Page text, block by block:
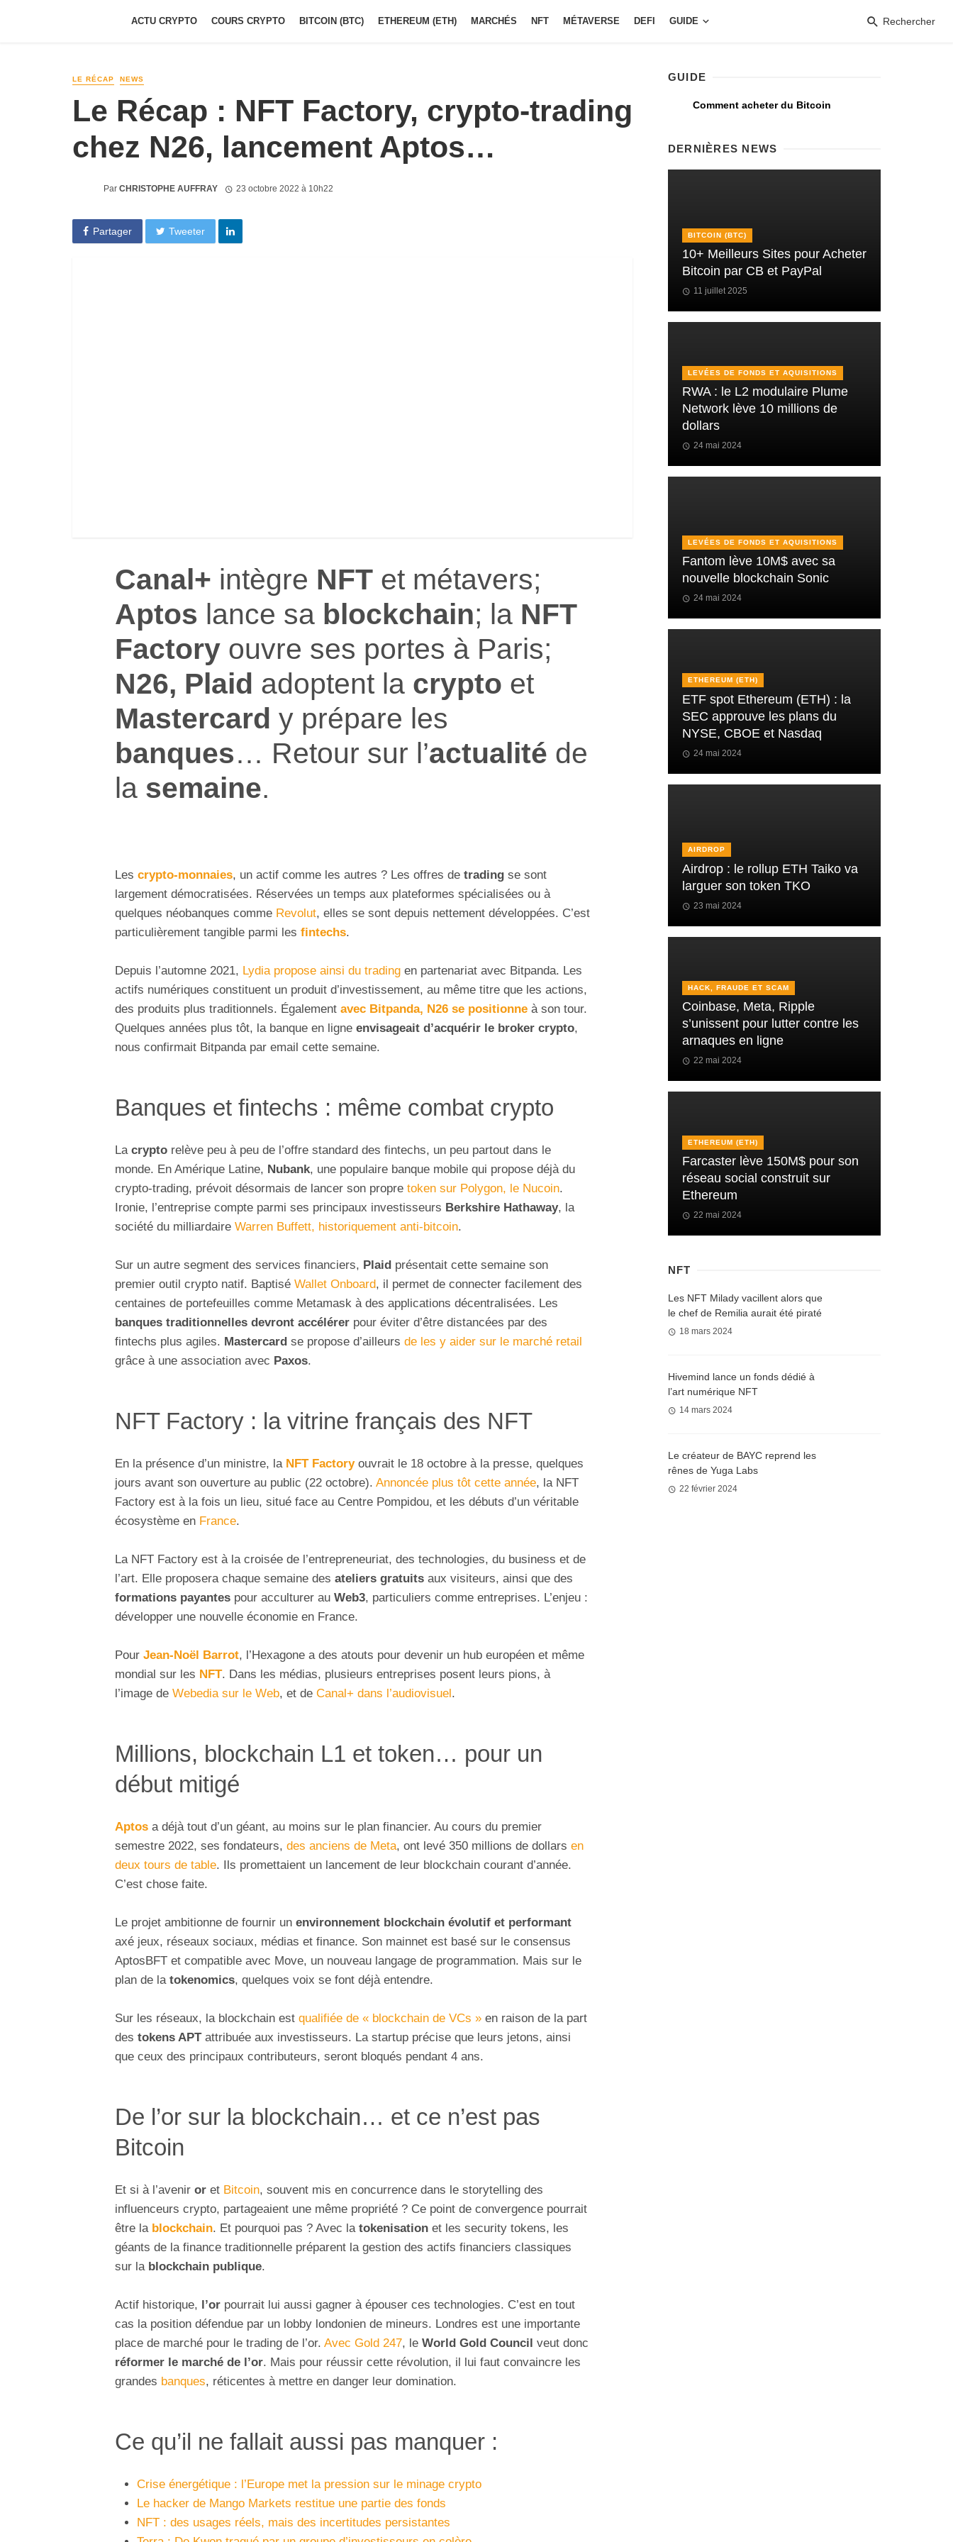
ACTU CRYPTO COURS CRYPTO BITCOIN (BTC) ETHEREUM (ETH) MARCHÉS NFT MÉTAVERSE DEFI GUIDE Rechercher
LE RÉCAP NEWS
Le Récap : NFT Factory, crypto-trading
chez N26, lancement Aptos…
Par CHRISTOPHE AUFFRAY 23 octobre 2022 à 10h22
Partager Tweeter
Canal+ intègre NFT et métavers;
Aptos lance sa blockchain; la NFT
Factory ouvre ses portes à Paris;
N26, Plaid adoptent la crypto et
Mastercard y prépare les
banques… Retour sur l’actualité de
la semaine.
Les crypto-monnaies, un actif comme les autres ? Les offres de trading se sont
largement démocratisées. Réservées un temps aux plateformes spécialisées ou à
quelques néobanques comme Revolut, elles se sont depuis nettement développées. C’est
particulièrement tangible parmi les fintechs.
Depuis l’automne 2021, Lydia propose ainsi du trading en partenariat avec Bitpanda. Les
actifs numériques constituent un produit d’investissement, au même titre que les actions,
des produits plus traditionnels. Également avec Bitpanda, N26 se positionne à son tour.
Quelques années plus tôt, la banque en ligne envisageait d’acquérir le broker crypto,
nous confirmait Bitpanda par email cette semaine.
Banques et fintechs : même combat crypto
La crypto relève peu à peu de l’offre standard des fintechs, un peu partout dans le
monde. En Amérique Latine, Nubank, une populaire banque mobile qui propose déjà du
crypto-trading, prévoit désormais de lancer son propre token sur Polygon, le Nucoin.
Ironie, l’entreprise compte parmi ses principaux investisseurs Berkshire Hathaway, la
société du milliardaire Warren Buffett, historiquement anti-bitcoin.
Sur un autre segment des services financiers, Plaid présentait cette semaine son
premier outil crypto natif. Baptisé Wallet Onboard, il permet de connecter facilement des
centaines de portefeuilles comme Metamask à des applications décentralisées. Les
banques traditionnelles devront accélérer pour éviter d’être distancées par des
fintechs plus agiles. Mastercard se propose d’ailleurs de les y aider sur le marché retail
grâce à une association avec Paxos.
NFT Factory : la vitrine français des NFT
En la présence d’un ministre, la NFT Factoryouvrait le 18 octobre à la presse, quelques
jours avant son ouverture au public (22 octobre). Annoncée plus tôt cette année, la NFT
Factory est à la fois un lieu, situé face au Centre Pompidou, et les débuts d’un véritable
écosystème en France.
La NFT Factory est à la croisée de l’entrepreneuriat, des technologies, du business et de
l’art. Elle proposera chaque semaine des ateliers gratuits aux visiteurs, ainsi que des
formations payantes pour acculturer au Web3, particuliers comme entreprises. L’enjeu :
développer une nouvelle économie en France.
Pour Jean-Noël Barrot, l’Hexagone a des atouts pour devenir un hub européen et même
mondial sur les NFT. Dans les médias, plusieurs entreprises posent leurs pions, à
l’image de Webedia sur le Web, et de Canal+ dans l’audiovisuel .
Millions, blockchain L1 et token… pour un
début mitigé
Aptos a déjà tout d’un géant, au moins sur le plan financier. Au cours du premier
semestre 2022, ses fondateurs, des anciens de Meta, ont levé 350 millions de dollars en
deux tours de table. Ils promettaient un lancement de leur blockchain courant d’année.
C’est chose faite.
Le projet ambitionne de fournir un environnement blockchain évolutif et performant
axé jeux, réseaux sociaux, médias et finance. Son mainnet est basé sur le consensus
AptosBFT et compatible avec Move, un nouveau langage de programmation. Mais sur le
plan de la tokenomics, quelques voix se font déjà entendre.
Sur les réseaux, la blockchain est qualifiée de « blockchain de VCs » en raison de la part
des tokens APTattribuée aux investisseurs. La startup précise que leurs jetons, ainsi
que ceux des principaux contributeurs, seront bloqués pendant 4 ans.
De l’or sur la blockchain… et ce n’est pas
Bitcoin
Et si à l’avenir or et Bitcoin, souvent mis en concurrence dans le storytelling des
influenceurs crypto, partageaient une même propriété ? Ce point de convergence pourrait
être la blockchain. Et pourquoi pas ? Avec la tokenisation et les security tokens, les
géants de la finance traditionnelle préparent la gestion des actifs financiers classiques
sur la blockchain publique.
Actif historique, l’or pourrait lui aussi gagner à épouser ces technologies. C’est en tout
cas la position défendue par un lobby londonien de mineurs. Londres est une importante
place de marché pour le trading de l’or. Avec Gold 247, le World Gold Council veut donc
réformer le marché de l’or. Mais pour réussir cette révolution, il lui faut convaincre les
grandes banques, réticentes à mettre en danger leur domination.
Ce qu’il ne fallait aussi pas manquer :
Crise énergétique : l’Europe met la pression sur le minage crypto
Le hacker de Mango Markets restitue une partie des fonds
NFT : des usages réels, mais des incertitudes persistantes
GUIDE
Comment acheter du Bitcoin
DERNIÈRES NEWS
BITCOIN (BTC)
10+ Meilleurs Sites pour Acheter
Bitcoin par CB et PayPal
11 juillet 2025
LEVÉES DE FONDS ET AQUISITIONS
RWA : le L2 modulaire Plume
Network lève 10 millions de
dollars
24 mai 2024
LEVÉES DE FONDS ET AQUISITIONS
Fantom lève 10M$ avec sa
nouvelle blockchain Sonic
24 mai 2024
ETHEREUM (ETH)
ETF spot Ethereum (ETH) : la
SEC approuve les plans du
NYSE, CBOE et Nasdaq
24 mai 2024
AIRDROP
Airdrop : le rollup ETH Taiko va
larguer son token TKO
23 mai 2024
HACK, FRAUDE ET SCAM
Coinbase, Meta, Ripple
s’unissent pour lutter contre les
arnaques en ligne
22 mai 2024
ETHEREUM (ETH)
Farcaster lève 150M$ pour son
réseau social construit sur
Ethereum
22 mai 2024
NFT
Les NFT Milady vacillent alors que
le chef de Remilia aurait été piraté
18 mars 2024
Hivemind lance un fonds dédié à
l’art numérique NFT
14 mars 2024
Le créateur de BAYC reprend les
rênes de Yuga Labs
22 février 2024